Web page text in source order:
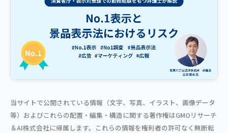
当サイトで公開されている情報（文字、写真、イラスト、画像データ
等）およびこれらの配置・編集・構造に関する著作権はGMOリサーチ
＆AI株式会社に帰属します。これらの情報を権利者の許可なく無断転